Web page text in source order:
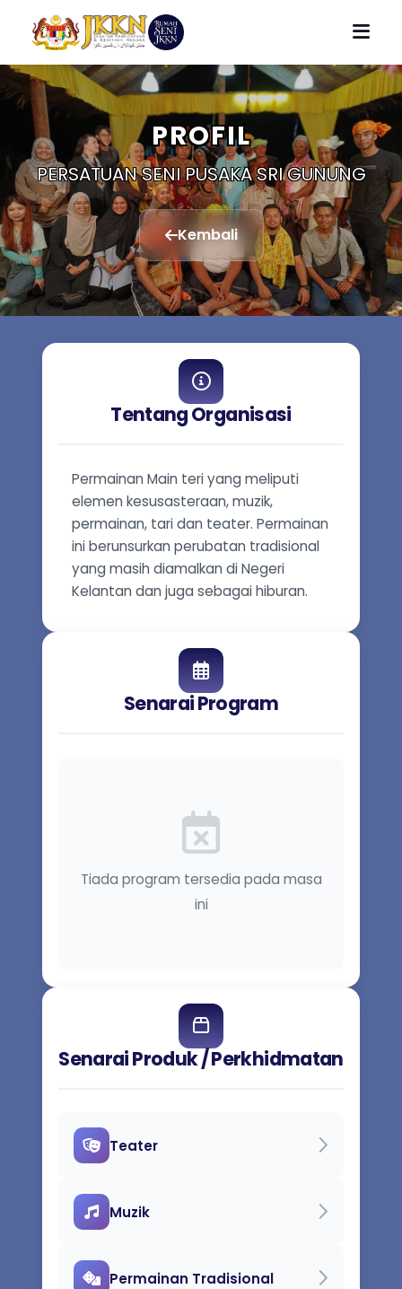
PROFIL
PERSATUAN SENI PUSAKA SRI GUNUNG
Kembali
Tentang Organisasi
Permainan Main teri yang meliputi
elemen kesusasteraan, muzik,
permainan, tari dan teater. Permainan
ini berunsurkan perubatan tradisional
yang masih diamalkan di Negeri
Kelantan dan juga sebagai hiburan.
Senarai Program
Tiada program tersedia pada masa
ini
Senarai Produk / Perkhidmatan
Teater
Muzik
Permainan Tradisional